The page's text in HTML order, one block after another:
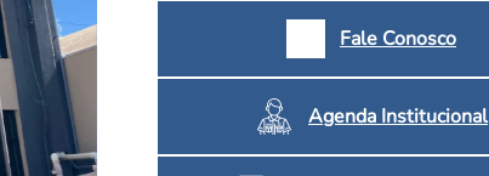
– Piso salarial Farmácias e Drogaria
Estabelecimentos Inscritos no CRF/MSFale Conosco
Agenda Institucional